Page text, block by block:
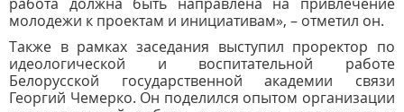
молодежи к проектам и инициативам», – отметил он.
Также в рамках заседания выступил проректор по
идеологической и воспитательной работе
Белорусской государственной академии связи
Георгий Чемерко. Он поделился опытом организации